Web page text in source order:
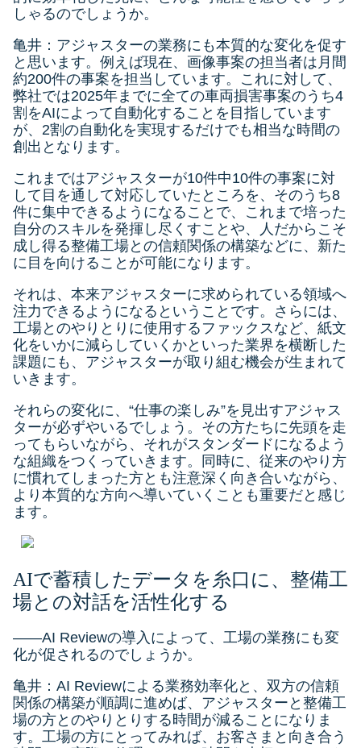
しゃるのでしょうか。
亀井：アジャスターの業務にも本質的な変化を促す
と思います。例えば現在、画像事案の担当者は月間
約200件の事案を担当しています。これに対して、
弊社では2025年までに全ての車両損害事案のうち4
割をAIによって自動化することを目指しています
が、2割の自動化を実現するだけでも相当な時間の
創出となります。
これまではアジャスターが10件中10件の事案に対
して目を通して対応していたところを、そのうち8
件に集中できるようになることで、これまで培った
自分のスキルを発揮し尽くすことや、人だからこそ
成し得る整備工場との信頼関係の構築などに、新た
に目を向けることが可能になります。
それは、本来アジャスターに求められている領域へ
注力できるようになるということです。さらには、
工場とのやりとりに使用するファックスなど、紙文
化をいかに減らしていくかといった業界を横断した
課題にも、アジャスターが取り組む機会が生まれて
いきます。
それらの変化に、“仕事の楽しみ”を見出すアジャス
ターが必ずやいるでしょう。その方たちに先頭を走
ってもらいながら、それがスタンダードになるよう
な組織をつくっていきます。同時に、従来のやり方
に慣れてしまった方とも注意深く向き合いながら、
より本質的な方向へ導いていくことも重要だと感じ
ます。
AIで蓄積したデータを糸口に、整備工
場との対話を活性化する
――AI Reviewの導入によって、工場の業務にも変
化が促されるのでしょうか。
亀井：AI Reviewによる業務効率化と、双方の信頼
関係の構築が順調に進めば、アジャスターと整備工
場の方とのやりとりする時間が減ることになりま
す。工場の方にとってみれば、お客さまと向き合う